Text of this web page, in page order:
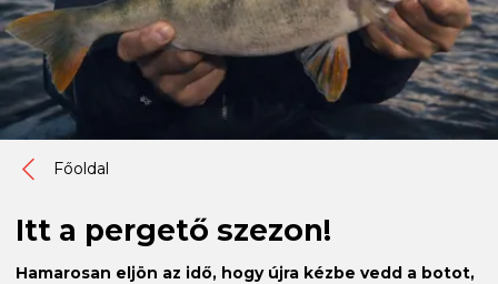
Főoldal
Itt a pergető szezon!
Hamarosan eljön az idő, hogy újra kézbe vedd a botot,